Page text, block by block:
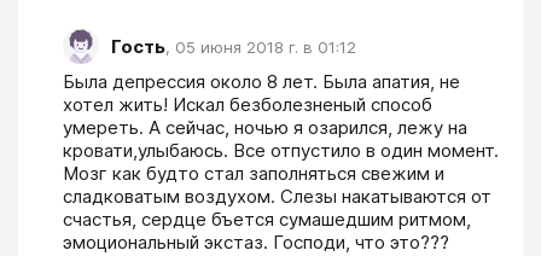
Гость, 05 июня 2018 г. в 01:12
Была депрессия около 8 лет. Была апатия, не
хотел жить! Искал безболезненый способ
умереть. А сейчас, ночью я озарился, лежу на
кровати,улыбаюсь. Все отпустило в один момент.
Мозг как будто стал заполняться свежим и
сладковатым воздухом. Слезы накатываются от
счастья, сердце бъется сумашедшим ритмом,
эмоциональный экстаз. Господи, что это???